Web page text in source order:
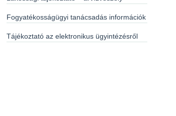
Fogyatékosságügyi tanácsadás információk
Tájékoztató az elektronikus ügyintézésről